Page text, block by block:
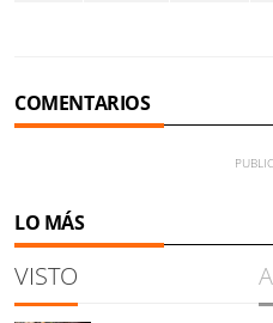
COMENTARIOS
LO MÁS
VISTO